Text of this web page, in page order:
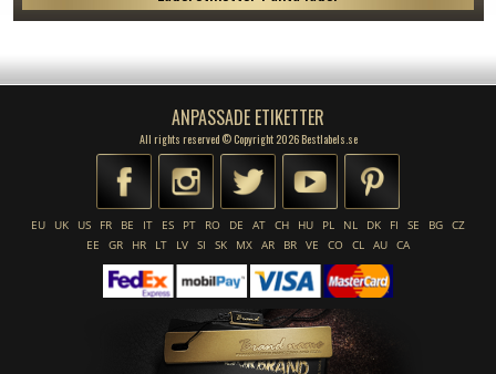
ANPASSADE ETIKETTER
All rights reserved © Copyright 2026 Bestlabels.se
EU UK US FR BE IT ES PT RO DE AT CH HU PL NL DK FI SE BG CZ
EE
GR HR LT LV SI SK MX AR BR VE CO CL AU CA